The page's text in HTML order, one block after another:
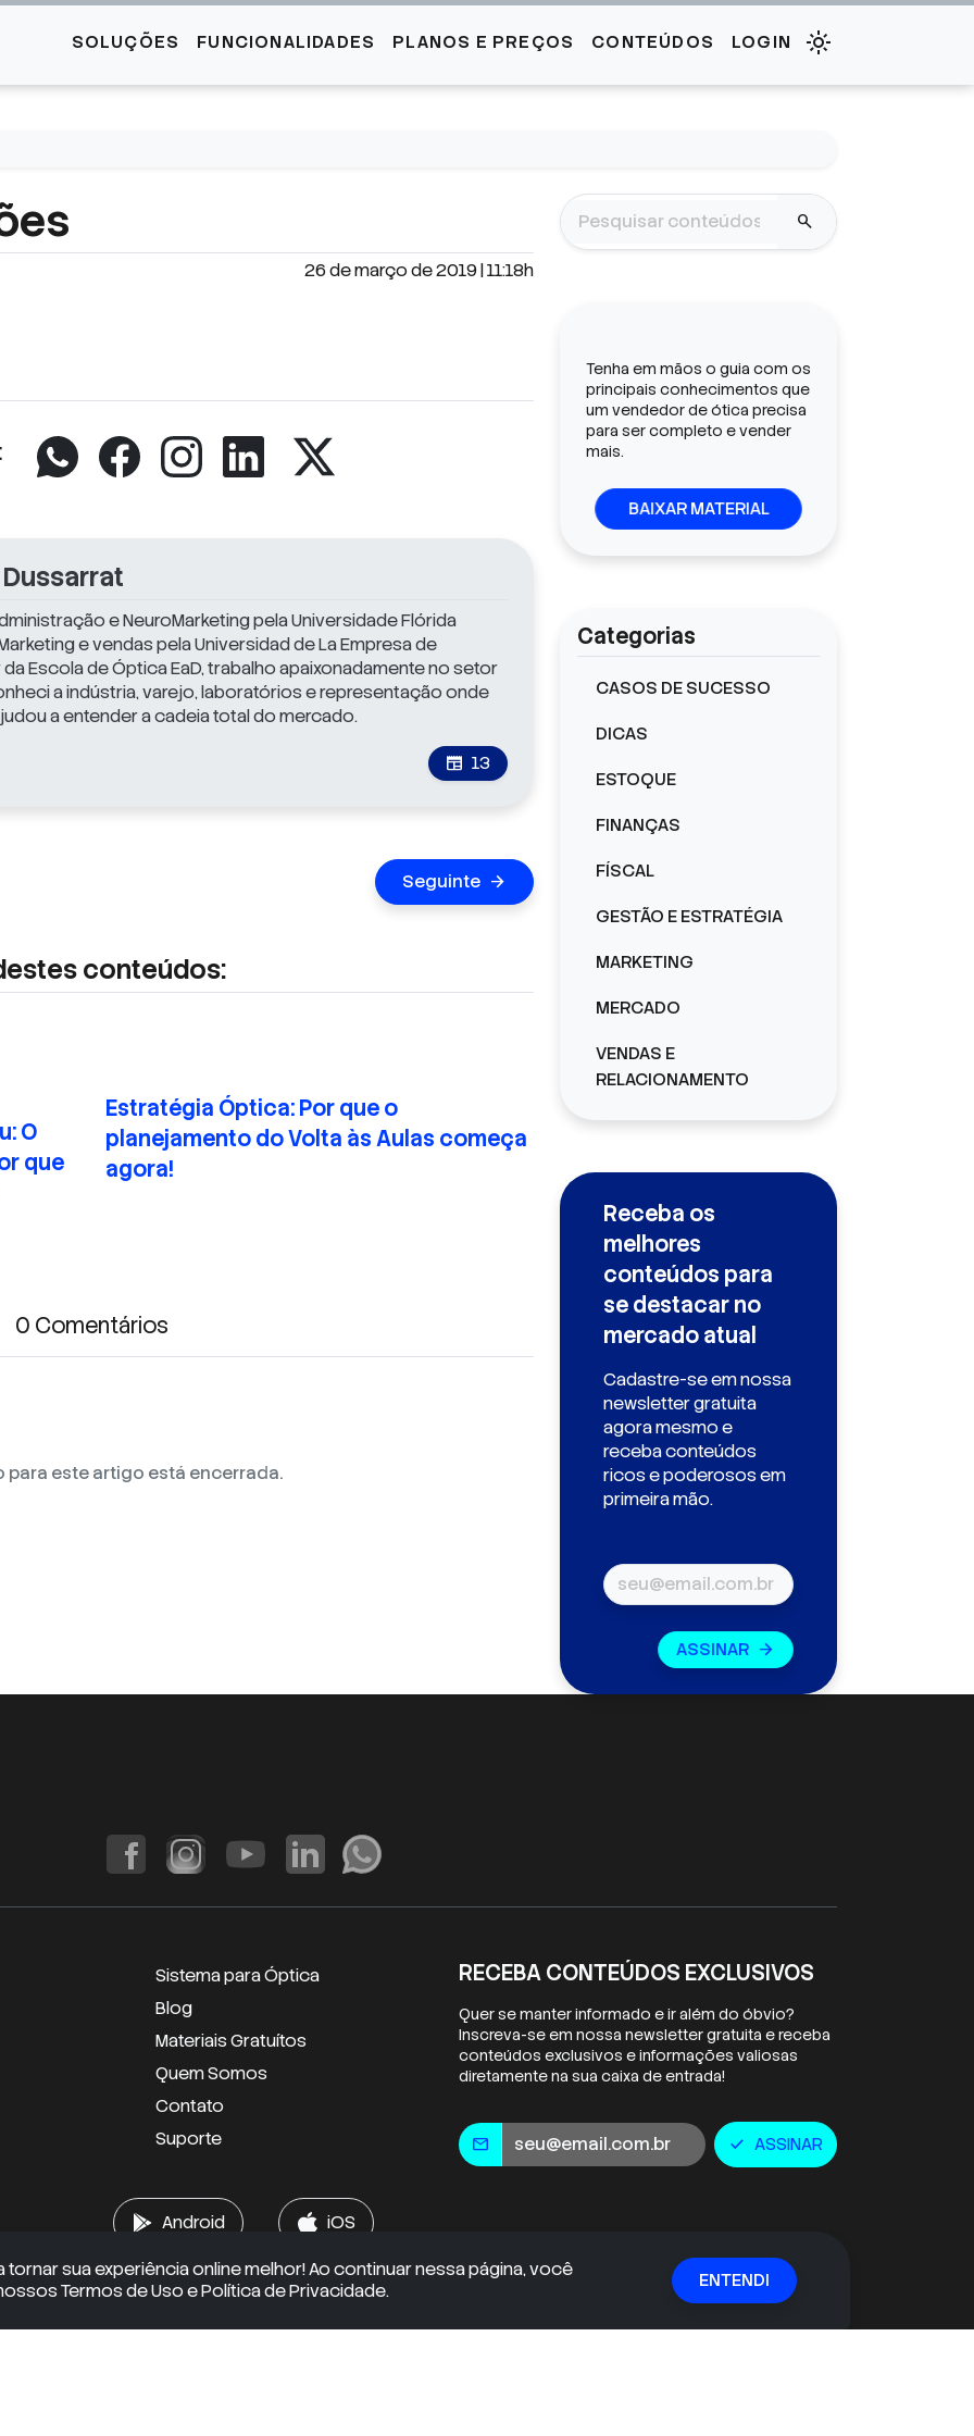
SOLUÇÕES FUNCIONALIDADES PLANOS E PREÇOS CONTEÚDOS LOGIN
26 de março de 2019 | 11:18h
e NeuroMarketing pela Universidade Flórida
e vendas pela Universidad de La Empresa de
Escola de Óptica EaD, trabalho apaixonadamente no setor
a indústria, varejo, laboratórios e representação onde
a entender a cadeia total do mercado.
newspaper 13
Seguinte arrow_forward
conteúdos:
O
que
Estratégia Óptica: Por que o
planejamento do Volta às Aulas começa
agora!
0 Comentários
para este artigo está encerrada.
search
Tenha em mãos o guia com os
principais conhecimentos que
um vendedor de ótica precisa
para ser completo e vender
mais.
BAIXAR MATERIAL
Categorias
CASOS DE SUCESSO
DICAS
ESTOQUE
FINANÇAS
FÍSCAL
GESTÃO E ESTRATÉGIA
MARKETING
MERCADO
VENDAS E
RELACIONAMENTO
Receba os
melhores
conteúdos para
se destacar no
mercado atual
Cadastre-se em nossa
newsletter gratuita
agora mesmo e
receba conteúdos
ricos e poderosos em
primeira mão.
ASSINAR arrow_forward
Sistema para Óptica
Blog
Materiais Gratuítos
Quem Somos
Contato
Suporte
RECEBA CONTEÚDOS EXCLUSIVOS
Quer se manter informado e ir além do óbvio?
Inscreva-se em nossa newsletter gratuita e receba
conteúdos exclusivos e informações valiosas
diretamente na sua caixa de entrada!
E-mail
mail check ASSINAR
Android iOS
sua experiência online melhor! Ao continuar nessa página, você
Termos de Uso e Política de Privacidade.
ENTENDI